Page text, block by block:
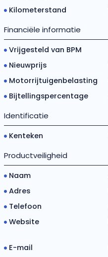
Kilometerstand
Financiële informatie
Vrijgesteld van BPM
Nieuwprijs
Motorrijtuigenbelasting
Bijtellingspercentage
Identificatie
Kenteken
Productveiligheid
Naam
Adres
Telefoon
Website
E-mail